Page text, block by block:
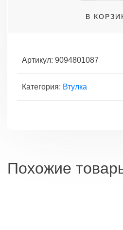
В
Артикул: 9094801087
Категория: Втулка
Похожие